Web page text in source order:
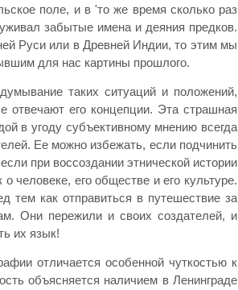
поле, и в 'то же время сколько раз
забытые имена и деяния предков.
Руси или в Древней Индии, то этим мы
для нас картины прошлого.
таких ситуаций и положений,
отвечают его концепции. Эта страшная
в угоду субъективному мнению всегда
Ее можно избежать, если подчинить
при воссоздании этнической истории
человеке, его обществе и его культуре.
тем как отправиться в путешествие за
Они пережили и своих создателей, и
их язык!
отличается особенной чуткостью к
объясняется наличием в Ленинграде